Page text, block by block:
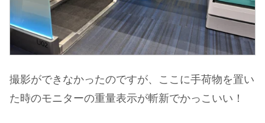
撮影ができなかったのですが、ここに手荷物を置い
た時のモニターの重量表示が斬新でかっこいい！